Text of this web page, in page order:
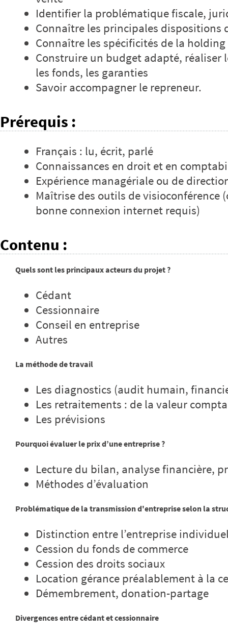
Identifier la problématique fiscale,
Connaître les principales dispositions
Connaître les spécificités de la holding
Construire un budget adapté, réaliser
les fonds, les garanties
Savoir accompagner le repreneur.
Prérequis :
Français : lu, écrit, parlé
Connaissances en droit et en
Expérience managériale ou de
Maîtrise des outils de visioconférence
bonne connexion internet requis)
Contenu :
Quels sont les principaux acteurs du projet ?
Cédant
Cessionnaire
Conseil en entreprise
Autres
La méthode de travail
Les diagnostics (audit humain,
Les retraitements : de la valeur
Les prévisions
Pourquoi évaluer le prix d’une entreprise ?
Lecture du bilan, analyse financière,
Méthodes d’évaluation
Problématique de la transmission d'entreprise selon la
Distinction entre l’entreprise
Cession du fonds de commerce
Cession des droits sociaux
Location gérance préalablement à la
Démembrement, donation-partage
Divergences entre cédant et cessionnaire